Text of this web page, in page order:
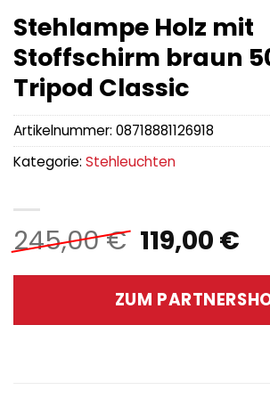
Stehlampe Holz mit
Stoffschirm braun
Tripod Classic
245,00€
Preis
war:
245,00 €
119,00 €
ZUM
Artikelnummer: 08718881126918
Kategorie: Stehleuchten